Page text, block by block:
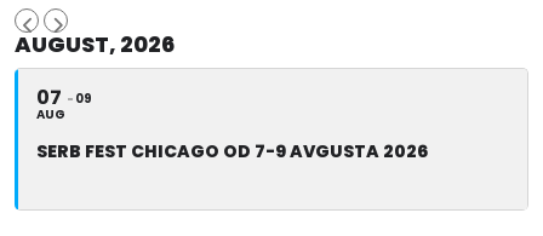
AUGUST, 2026
07
AUG
09
SERB FEST CHICAGO OD 7-9 AVGUSTA 2026